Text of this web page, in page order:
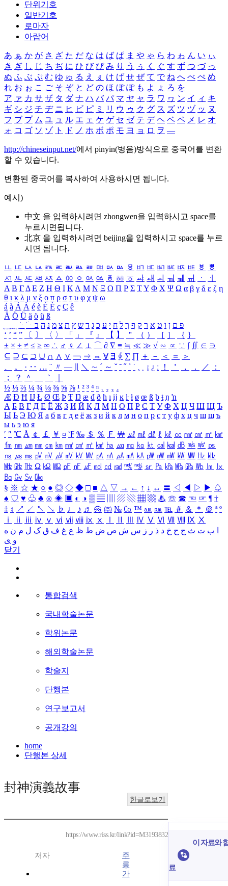
단위기호
일반기호
로마자
아랍어
あ ぁ か が さ ざ た だ な は ば ぱ ま や ゃ ら わ ゎ ん い ぃ
き ぎ し じ ち ぢ に ひ び ぴ み り う ぅ く ぐ す ず つ づ っ
ぬ ふ ぶ ぷ む ゆ ゅ る え ぇ け げ せ ぜ て で ね へ べ ぺ め
れ お ぉ こ ご そ ぞ と ど の ほ ぼ ぽ も よ ょ ろ を
ア ァ カ サ ザ タ ダ ナ ハ バ パ マ ヤ ャ ラ ワ ヮ ン イ ィ キ
ギ シ ジ チ ヂ ニ ヒ ビ ピ ミ リ ウ ゥ ク グ ス ズ ツ ヅ ッ ヌ
フ ブ プ ム ユ ュ ル エ ェ ケ ゲ セ ゼ テ デ ヘ ベ ペ メ レ オ
ォ コ ゴ ソ ゾ ト ド ノ ホ ボ ポ モ ヨ ョ ロ ヲ ―
http://chineseinput.net/에서 pinyin(병음)방식으로 중국어를 변환
할 수 있습니다.
변환된 중국어를 복사하여 사용하시면 됩니다.
예시)
中文 을 입력하시려면 zhongwen을 입력하시고 space를
누르시면됩니다.
北京 을 입력하시려면 beijing을 입력하시고 space를 누르
시면 됩니다.
ㅥ ㅦ ㅧ ㅨ ㅩ ㅪ ㅫ ㅬ ㅭ ㅮ ㅯ ㅰ ㅱ ㅲ ㅳ ㅴ ㅵ ㅶ ㅷ ㅸ
ㅹ
ㅺ ㅻ ㅼ ㅽ ㅾ ㅿ ㆀ ㆁ ㆂ ㆃ ㆄ ㆅ ㆆ ㆇ ㆈ ㆉ ㆊ ㆋ ㆌ ㆍ
ㆎ
Α Β ΓΔ Ε Ζ Η Θ Ι ΚΛ Μ Ν Ξ Ο Π Ρ Σ ΤΥ Φ Χ Ψ Ω α β γ δ ε ζ η
θ ι κ λ μ ν ξ ο π ρ σ τ υ φ χ ψ ω
á à Á À é è É È ç Ç ê
Ä Ö Ü ä ö ü ß
ִֶֹ ֻּ ׁׂ פ ם ן ו ט א ר ק ף ך ל ח י ע כ ג ד ש ץ ת צ מ נ ה ב
‘ ’ “ ” 〔 〕 〈 〉 「 」 『 』 【 】 ＂ （ ） ［ ］ ｛ ｝
± × ÷ ≠ ≤ ≥ ∞ ∴ ♂ ♀ ∠ ⊥ ⌒ ∂ ∇ ≡ ≒ ≪ ≫ √ ∽ ∝ ∵ ∫ ∬ ∈ ∋
⊆ ⊇ ⊂ ⊃ ∪ ∩ ∧ ∨ ￢ ⇒ ⇔ ∀ ∃ ∮ ∑ ∏ ＋ － ＜ ＝
＞
、
。 · ‥ … ¨ 〃 ― ＼ ∼ ´ ～ ˇ ˘ ˝ ˚ ˙ ¸ ¡ ¿ ː ！ ＇ ， ． ／
：
；
？ ＾ ｀
½ ⅓ ⅔ ¼ ¾ ⅛ ⅜ ⅝ ⅞ ¹ ² ³ ⁴ ⁿ ₁ ₂ ₃ ₄
Æ Ð Ħ Ĳ Ł Ø Œ Þ Ŧ Ŋ æ đ ð ħ ı ĳ ĸ ŀ ł ø œ ß þ ŧ ŋ ŉ
А Б В Г Д Е Ё Ж З И Й К Л М Н О П Р С Т У Ф Х Ц Ч Ш Щ Ъ
Ы Ь Э Ю Я а б в г д е ё ж з и й к л м н о п р с т у ф х ц ч ш щ ъ
ы ь э ю я
′ ″ ℃ Å ￠ ￡ ￥ ¤ ℉ ‰ ＄ ％ Ｆ ￦ ㎕ ㎖ ㎗ ℓ ㎘ ㏄ ㎣ ㎤ ㎥ ㎦
㎙ ㎚ ㎛ ㎜ ㎝ ㎞ ㎟ ㎠ ㎡ ㎢ ㏊ ㎍ ㎎ ㎏ ㏏ ㎈ ㎉ ㏈ ㎧ ㎨ ㎰
㎱ ㎲ ㎳ ㎴ ㎵ ㎶ ㎷ ㎸ ㎹ ㎀ ㎁ ㎂ ㎃ ㎄ ㎺ ㎻ ㎽ ㎾ ㎿ ㎐ ㎑
㎒ ㎓ ㎔ Ω ㏀ ㏁ ㎊ ㎋ ㎌ ㏖ ㏅ ㎭ ㎮ ㎯ ㏛ ㎩ ㎪ ㎫ ㎬ ㏝ ㏐
㏓
㏃ ㏉ ㏜ ㏆
§ ※ ☆ ★ ○ ● ◎ ◇ ◆ □ ■ △ ▽ → ← ↑ ↓ ↔ 〓 ◁ ◀ ▷ ▶ ♤
♠ ♡ ♥ ♧ ♣ ⊙ ◈ ▣ ◐ ◑ ▒ ▤ ▨ ▧ ▦ ▩ ♨ ☏ ☎ ☜ ☞ ¶ †
‡ ↕ ↗ ↙ ↖ ↘ ♭ ♩ ♪ ♬ ㉿ ㈜ № ㏇ ™ ㏂ ㏘ ℡ ＃ ＆ ＊ ＠ ª º
ⅰ
ⅱ ⅲ ⅳ ⅴ ⅵ ⅶ ⅷ ⅸ ⅹ Ⅳ Ⅴ Ⅵ Ⅶ Ⅷ Ⅸ Ⅹ
ب ت ث ج ح خ د ذ ر ز س ش ص ض ط ظ ع غ ف ق ک ل م ن ه
و ی
닫기
통합검색
국내학술논문
학위논문
해외학술논문
학술지
단행본
연구보고서
공개강의
home
단행본 상세
封神演義故事
한글로보기
https://www.riss.kr/link?id=M3193832
저자
주
릉
가
이 자료와
료